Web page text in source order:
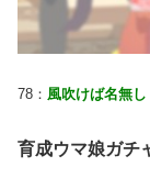
78： 風吹けば名無し
育成ウマ娘ガチ